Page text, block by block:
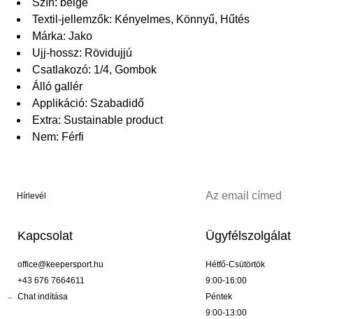
Szín: beige
Textil-jellemzők: Kényelmes, Könnyű, Hűtés
Márka: Jako
Ujj-hossz: Rövidujjú
Csatlakozó: 1/4, Gombok
Álló gallér
Applikáció: Szabadidő
Extra: Sustainable product
Nem: Férfi
Hírlevél
Kapcsolat
office@keepersport.hu
+43 676 7664611
Chat indítása
Ügyfélszolgálat
Hétfő-Csütörtök
9:00-16:00
Péntek
9:00-13:00